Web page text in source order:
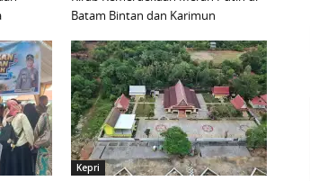
Batam Bintan dan Karimun
Kepri